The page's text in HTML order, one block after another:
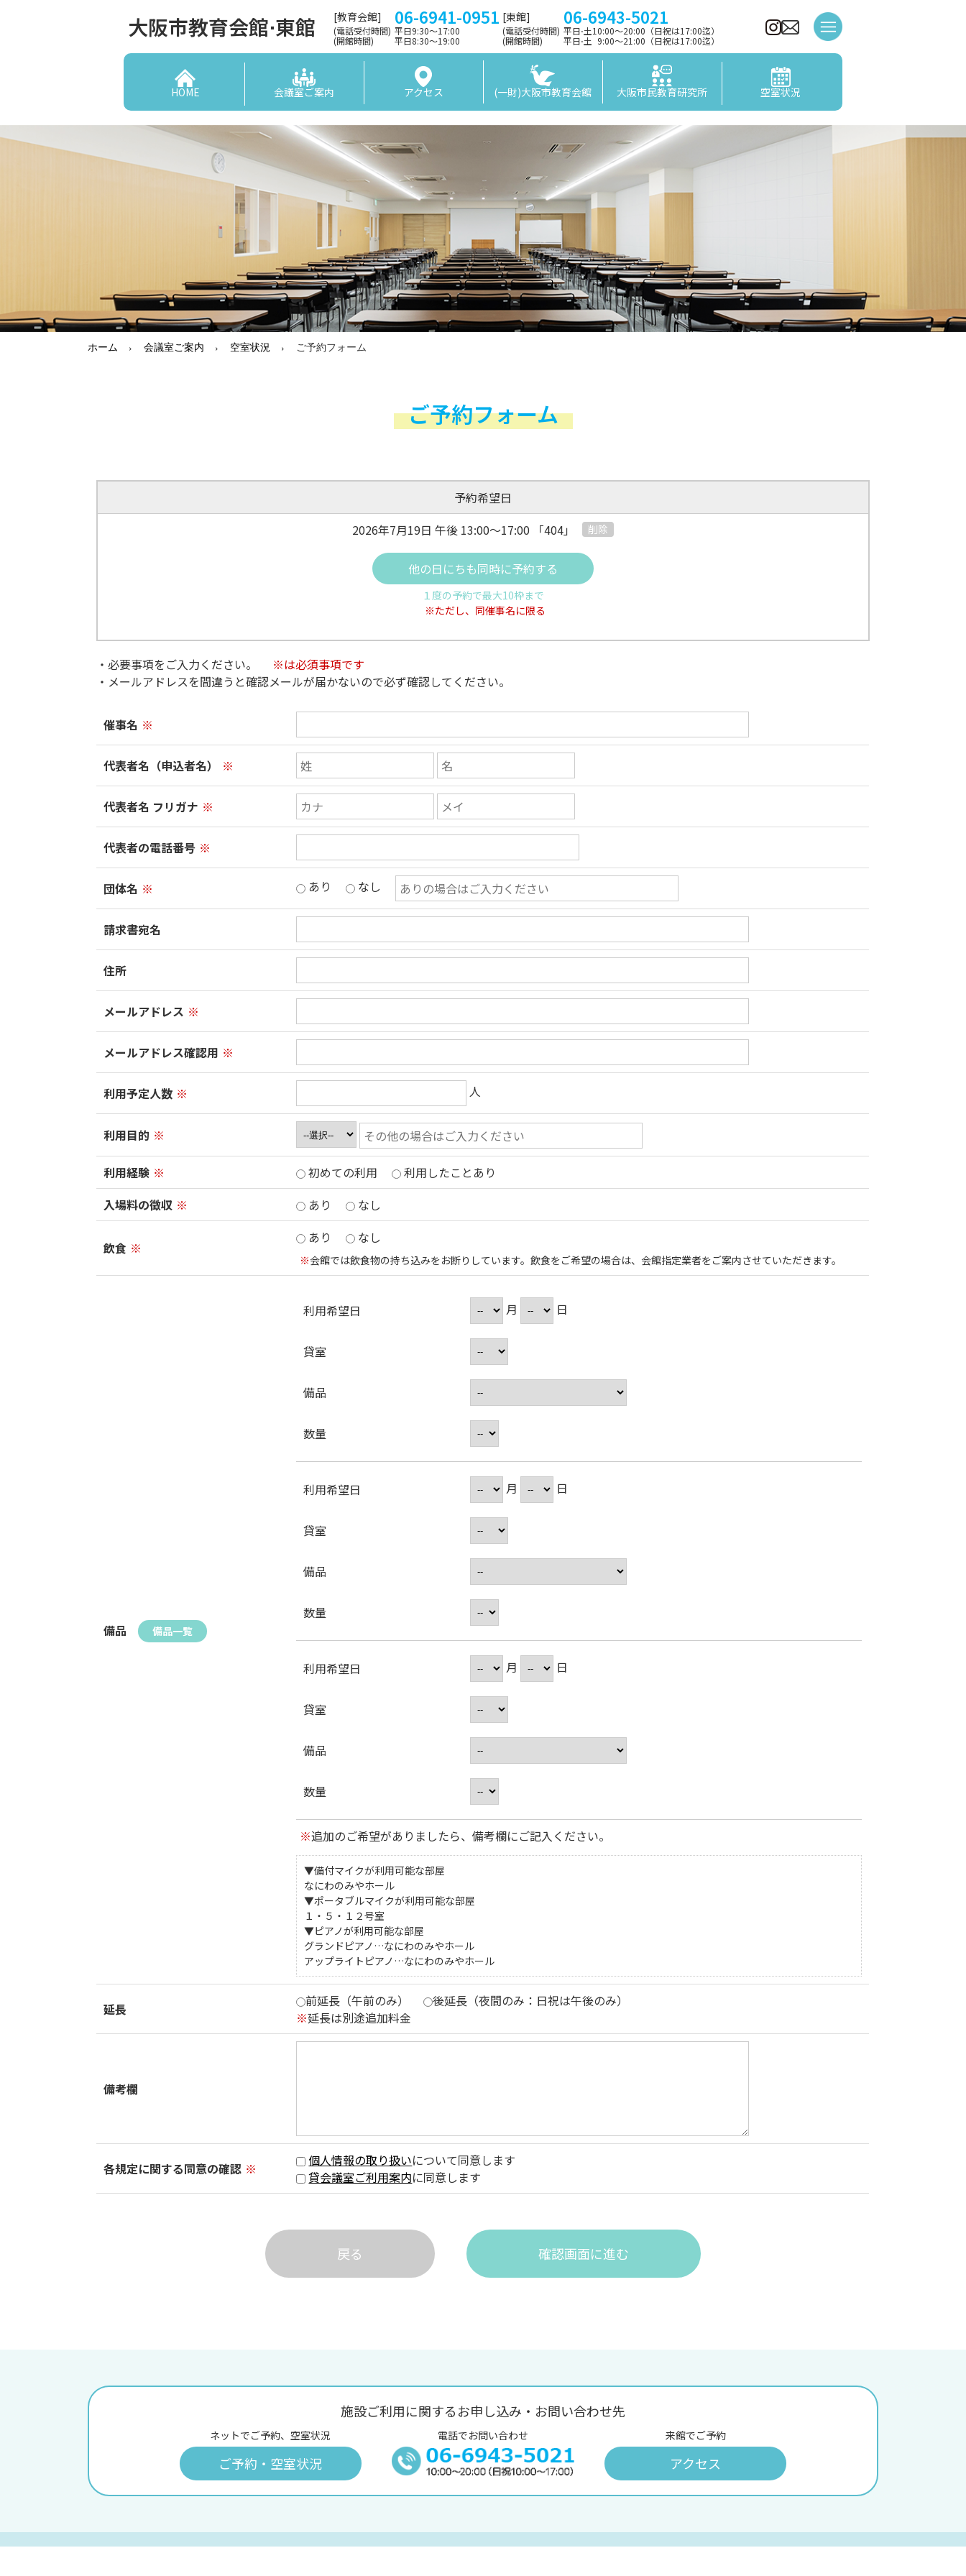
大阪市教育会館⋅東館 [教育会館] 06-6941-0951
(電話受付時間) 平日9:30〜17:00
(開館時間)
平日8:30〜19:00
[東館] 06-6943-5021
(電話受付時間) 平日⋅土10:00～20:00（日祝は17:00迄）
(開館時間)
平日⋅土 9:00〜21:00（日祝は17:00迄）
HOME 会議室ご案内 アクセス (一財)大阪市教育会館 大阪市民教育研究所 空室状況
ホーム 会議室ご案内 空室状況 ご予約フォーム
ご予約フォーム
予約希望日
2026年7月19日 午後 13:00～17:00 「404」 削除
他の日にちも同時に予約する
１度の予約で最大10枠まで
※ただし、同催事名に限る
・必要事項をご入力ください。
※は必須事項です
・メールアドレスを間違うと確認メールが届かないので必ず確認してください。
催事名 ※
代表者名（申込者名） ※
代表者名 フリガナ ※
代表者の電話番号 ※
団体名 ※ あり なし
請求書宛名
住所
メールアドレス ※
メールアドレス確認用 ※
利用予定人数 ※ 人
利用目的 ※
利用経験 ※ 初めての利用
利用したことあり
入場料の徴収 ※ あり なし
飲食 ※
あり なし
※会館では飲食物の持ち込みをお断りしています。飲食をご希望の場合は、会館指定業者をご案内させていただきます。
備品 備品一覧
利用希望日 月 日
貸室
備品
数量
利用希望日 月 日
貸室
備品
数量
利用希望日 月 日
貸室
備品
数量
※追加のご希望がありましたら、備考欄にご記入ください。
▼備付マイクが利用可能な部屋
なにわのみやホール
▼ポータブルマイクが利用可能な部屋
１・５・１２号室
▼ピアノが利用可能な部屋
グランドピアノ…なにわのみやホール
アップライトピアノ…なにわのみやホール
延長 前延長（午前のみ）
後延長（夜間のみ：日祝は午後のみ）
※延長は別途追加料金
備考欄
各規定に関する同意の確認 ※ 個人情報の取り扱いについて同意します
貸会議室ご利用案内に同意します
戻る 確認画面に進む
施設ご利用に関するお申し込み・お問い合わせ先
ネットでご予約、空室状況
ご予約・空室状況
電話でお問い合わせ 来館でご予約
アクセス